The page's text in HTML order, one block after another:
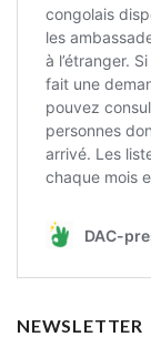
NEWSLETTER